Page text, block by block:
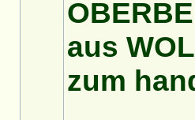
aus
zum